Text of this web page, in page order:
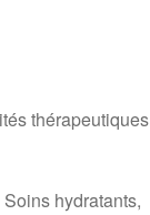
thérapeutiques
hydratants,